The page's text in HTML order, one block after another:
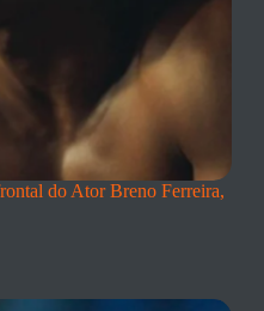
do Ator Breno Ferreira,